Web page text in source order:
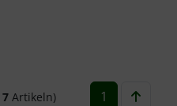
7Artikeln) 1